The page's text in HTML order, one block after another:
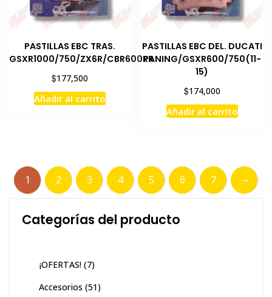
PASTILLAS EBC TRAS.
GSXR1000/750/ZX6R/CBR600RR
$177,500
Añadir al carrito
PASTILLAS EBC DEL. DUCATI
PANING/GSXR600/750(11-
15)
$174,000
Añadir al carrito
1 2 3 4 5 6 7 →
Categorías del producto
¡OFERTAS! (7)
Accesorios (51)